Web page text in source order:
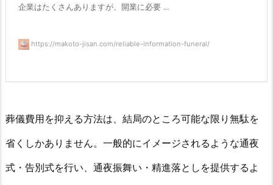
企業はたくさんありますが、開業に必要 ...
https://makoto-jisan.com/reliable-information-funeral/
葬儀費用を抑える方法は、結局のところ可能な限り無駄を
省くしかありません。一般的にイメージされるような通夜
式・告別式を行い、通夜振舞い・精進落としを提供するよ